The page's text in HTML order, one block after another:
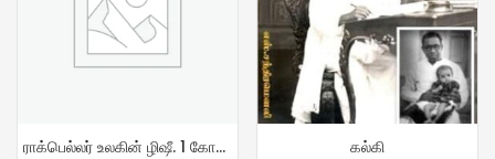
ராக்பெல்லர் உலகின் ழிஷீ. 1 கோடீஸ்வரர்
கல்கி